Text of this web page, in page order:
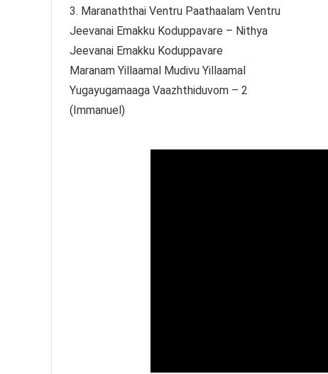
3. Maranaththai Ventru Paathaalam Ventru
Jeevanai Emakku Koduppavare – Nithya
Jeevanai Emakku Koduppavare
Maranam Yillaamal Mudivu Yillaamal
Yugayugamaaga Vaazhthiduvom – 2
(Immanuel)